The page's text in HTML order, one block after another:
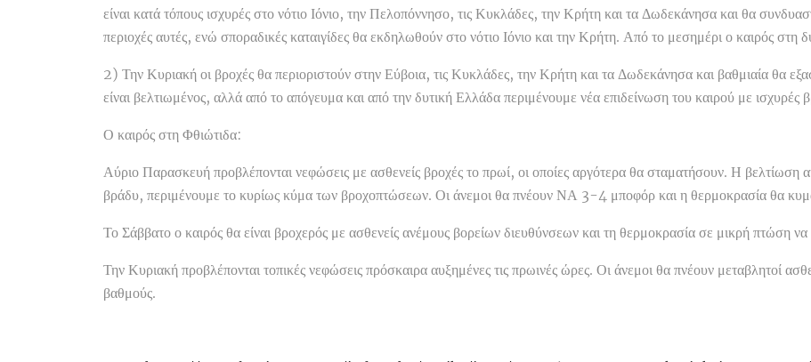
είναι κατά τόπους ισχυρές στο νότιο Ιόνιο, την Πελοπόννησο, τις Κυκλάδες, την Κρήτη και τα Δωδεκάνησα και θα
περιοχές αυτές, ενώ σποραδικές καταιγίδες θα εκδηλωθούν στο νότιο Ιόνιο και την Κρήτη. Από το μεσημέρι ο καιρός στη
2) Την Κυριακή οι βροχές θα περιοριστούν στην Εύβοια, τις Κυκλάδες, την Κρήτη και τα Δωδεκάνησα και βαθμιαία θα
είναι βελτιωμένος, αλλά από το απόγευμα και από την δυτική Ελλάδα περιμένουμε νέα επιδείνωση του καιρού με ισχυρές
Ο καιρός στη Φθιώτιδα:
Αύριο Παρασκευή προβλέπονται νεφώσεις με ασθενείς βροχές το πρωί, οι οποίες αργότερα θα σταματήσουν. Η βελτίωση
βράδυ, περιμένουμε το κυρίως κύμα των βροχοπτώσεων. Οι άνεμοι θα πνέουν ΝΑ 3-4 μποφόρ και η θερμοκρασία θα
Το Σάββατο ο καιρός θα είναι βροχερός με ασθενείς ανέμους βορείων διευθύνσεων και τη θερμοκρασία σε μικρή πτώση
Την Κυριακή προβλέπονται τοπικές νεφώσεις πρόσκαιρα αυξημένες τις πρωινές ώρες. Οι άνεμοι θα πνέουν μεταβλητοί
βαθμούς.